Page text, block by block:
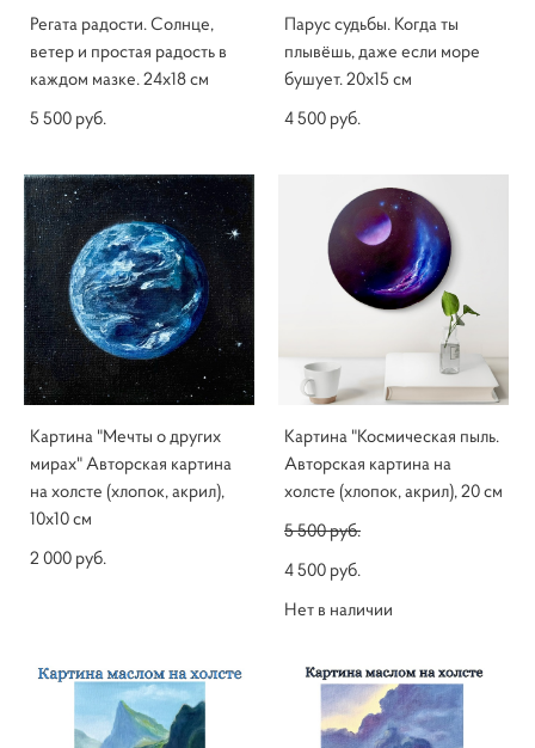
Регата радости. Солнце,
ветер и простая радость в
каждом мазке. 24x18 см
5 500 pуб.
Парус судьбы. Когда ты
плывёшь, даже если море
бушует. 20х15 см
4 500 pуб.
Картина "Мечты о других
мирах" Авторская картина
на холсте (хлопок, акрил),
10х10 см
2 000 pуб.
Картина "Космическая пыль.
Авторская картина на
холсте (хлопок, акрил), 20 см
5 500 pуб.
4 500 pуб.
Нет в наличии